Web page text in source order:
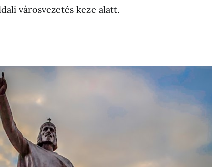
városvezetés keze alatt.